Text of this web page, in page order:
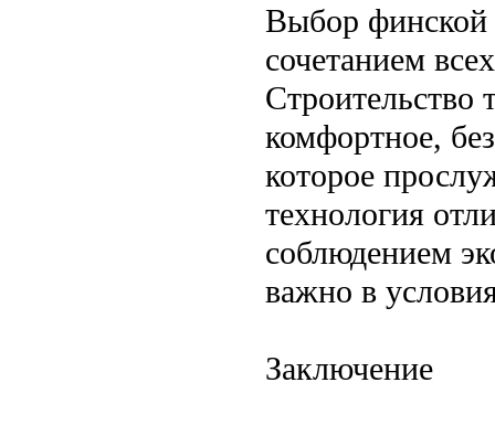
Выбор финской
сочетанием
Строительство
комфортное,
которое
технология
соблюдением
важно в
Заключение